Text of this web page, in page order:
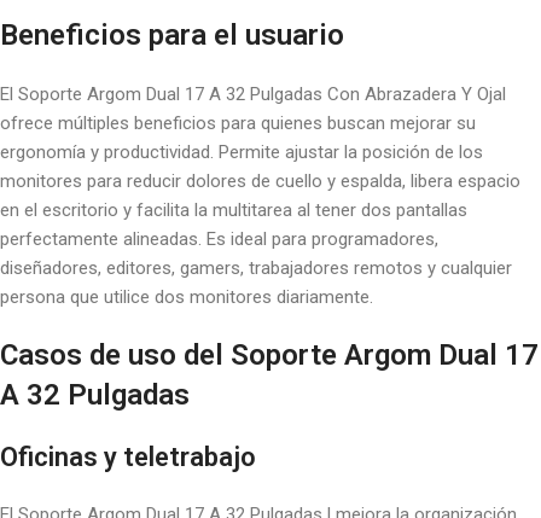
Beneficios para el usuario
El Soporte Argom Dual 17 A 32 Pulgadas Con Abrazadera Y Ojal
ofrece múltiples beneficios para quienes buscan mejorar su
ergonomía y productividad. Permite ajustar la posición de los
monitores para reducir dolores de cuello y espalda, libera espacio
en el escritorio y facilita la multitarea al tener dos pantallas
perfectamente alineadas. Es ideal para programadores,
diseñadores, editores, gamers, trabajadores remotos y cualquier
persona que utilice dos monitores diariamente.
Casos de uso del Soporte Argom Dual 17
A 32 Pulgadas
Oficinas y teletrabajo